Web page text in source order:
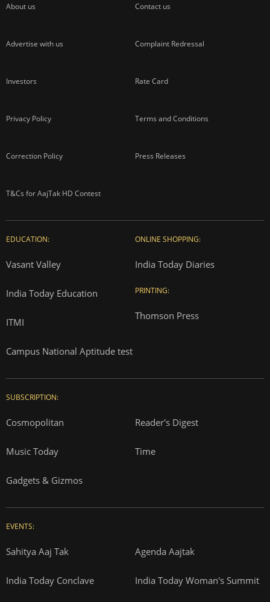
About us Contact us
Advertise with us Complaint Redressal
Investors Rate Card
Privacy Policy Terms and Conditions
Correction Policy Press Releases
T&Cs for AajTak HD Contest
EDUCATION:
Vasant Valley
India Today Education
ITMI
Campus National Aptitude test
ONLINE SHOPPING:
India Today Diaries
PRINTING:
Thomson Press
SUBSCRIPTION:
Cosmopolitan Reader's Digest
Music Today Time
Gadgets & Gizmos
EVENTS:
Sahitya Aaj Tak Agenda Aajtak
India Today Conclave India Today Woman's Summit